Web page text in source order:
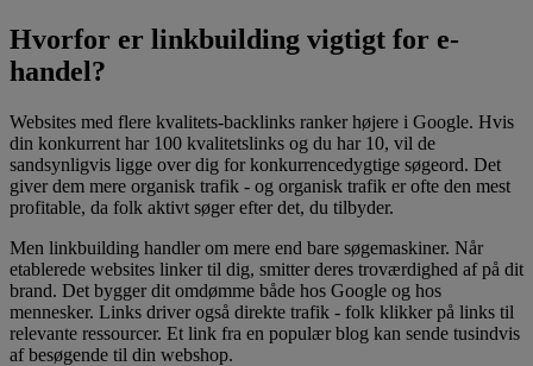
Hvorfor er linkbuilding vigtigt for e-
handel?
Websites med flere kvalitets-backlinks ranker højere i Google. Hvis
din konkurrent har 100 kvalitetslinks og du har 10, vil de
sandsynligvis ligge over dig for konkurrencedygtige søgeord. Det
giver dem mere organisk trafik - og organisk trafik er ofte den mest
profitable, da folk aktivt søger efter det, du tilbyder.
Men linkbuilding handler om mere end bare søgemaskiner. Når
etablerede websites linker til dig, smitter deres troværdighed af på dit
brand. Det bygger dit omdømme både hos Google og hos
mennesker. Links driver også direkte trafik - folk klikker på links til
relevante ressourcer. Et link fra en populær blog kan sende tusindvis
af besøgende til din webshop.